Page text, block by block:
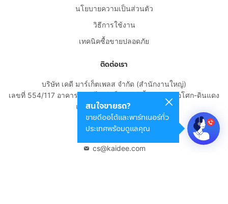
สนใจขายรถ?
ขายดีออโต้และพาร์ทเนอร์ทั่ว
ประเทศพร้อมดูแลคุณ
นโยบายความเป็นส่วนตัว
วิธีการใช้งาน
เทคนิคซื้อขายปลอดภัย
ติดต่อเรา
บริษัท เคดี มาร์เก็ตเพลส จำกัด (สำนักงานใหญ่)
เลขที่ 554/117 อาคารสกายไนน์ เซ็นเตอร์ ชั้น 22 ถนนอโศก-ดินแดง
แขวงดินแดง เขตดินแดง
กรุงเทพมหานคร 10400
cs@kaidee.com